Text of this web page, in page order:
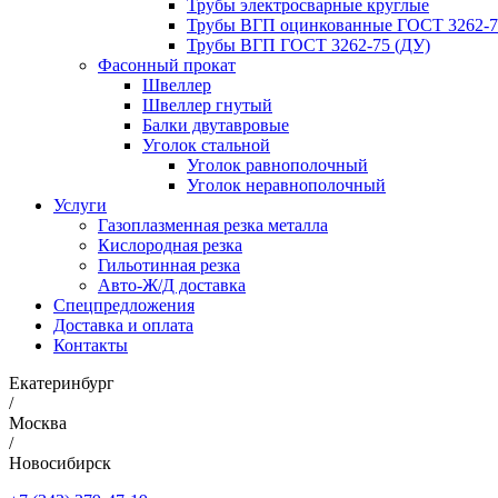
Трубы электросварные круглые
Трубы ВГП оцинкованные ГОСТ 3262-
Трубы ВГП ГОСТ 3262-75 (ДУ)
Фасонный прокат
Швеллер
Швеллер гнутый
Балки двутавровые
Уголок стальной
Уголок равнополочный
Уголок неравнополочный
Услуги
Газоплазменная резка металла
Кислородная резка
Гильотинная резка
Авто-Ж/Д доставка
Спецпредложения
Доставка и оплата
Контакты
Екатеринбург
/
Москва
/
Новосибирск